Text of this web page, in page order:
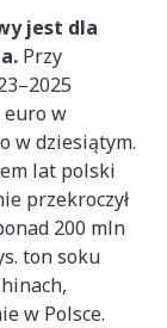
jest dla
Przy
euro w
w dziesiątym.
lat polski
przekroczył
200 mln
ton soku
w Polsce.